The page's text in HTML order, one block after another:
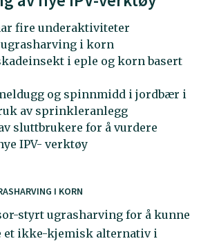
fire underaktiviteter
i korn
i eple og korn basert
og spinnmidd i jordbær i
av sprinkleranlegg
sluttbrukere for å vurdere
IPV- verktøy
I KORN
styrt ugrasharving for å kunne
ikke-kjemisk alternativ i